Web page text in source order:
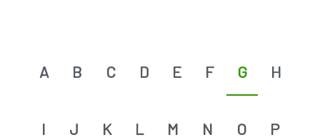
A B C D E F G H
I J K L M N O P